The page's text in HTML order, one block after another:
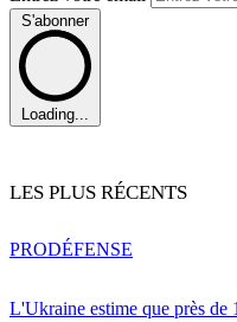
S'abonner
Loading...
LES PLUS RÉCENTS
L'Ukraine estime que près de
PRODÉFENSE